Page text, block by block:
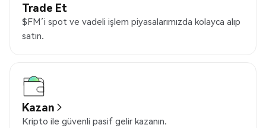
Trade Et
$FM’i spot ve vadeli işlem piyasalarımızda kolayca alıp
satın.
Kazan
Kripto ile güvenli pasif gelir kazanın.